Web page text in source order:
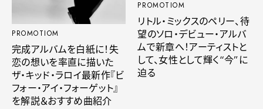
PROMOTIOM
完成アルバムを白紙に！失
恋の想いを率直に描いた
ザ・キッド・ラロイ最新作『ビ
フォー・アイ・フォーゲット』
を解説＆おすすめ曲紹介
PROMOTIOM
リトル・ミックスのペリー、待
望のソロ・デビュー・アルバ
ムで新章へ！アーティストと
して、女性として輝く“今”に
迫る